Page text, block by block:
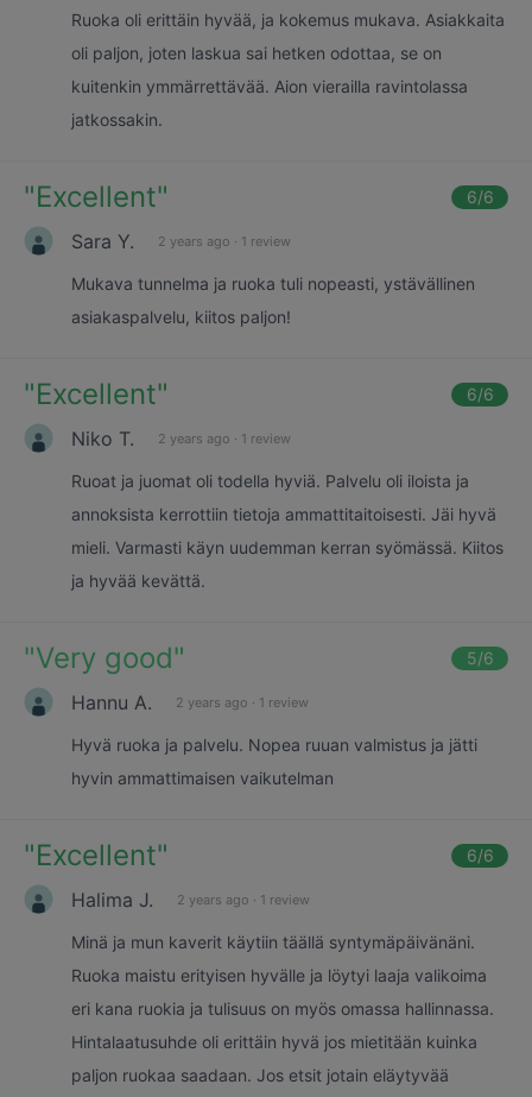
Ruoka oli erittäin hyvää, ja kokemus mukava. Asiakkaita
oli paljon, joten laskua sai hetken odottaa, se on
kuitenkin ymmärrettävää. Aion vierailla ravintolassa
jatkossakin.
"Excellent" 6/6
Sara Y. 2 years ago · 1 review
Mukava tunnelma ja ruoka tuli nopeasti, ystävällinen
asiakaspalvelu, kiitos paljon!
"Excellent" 6/6
Niko T. 2 years ago · 1 review
Ruoat ja juomat oli todella hyviä. Palvelu oli iloista ja
annoksista kerrottiin tietoja ammattitaitoisesti. Jäi hyvä
mieli. Varmasti käyn uudemman kerran syömässä. Kiitos
ja hyvää kevättä.
"Very good" 5/6
Hannu A. 2 years ago · 1 review
Hyvä ruoka ja palvelu. Nopea ruuan valmistus ja jätti
hyvin ammattimaisen vaikutelman
"Excellent" 6/6
Halima J. 2 years ago · 1 review
Minä ja mun kaverit käytiin täällä syntymäpäivänäni.
Ruoka maistu erityisen hyvälle ja löytyi laaja valikoima
eri kana ruokia ja tulisuus on myös omassa hallinnassa.
Hintalaatusuhde oli erittäin hyvä jos mietitään kuinka
paljon ruokaa saadaan. Jos etsit jotain eläytyvää